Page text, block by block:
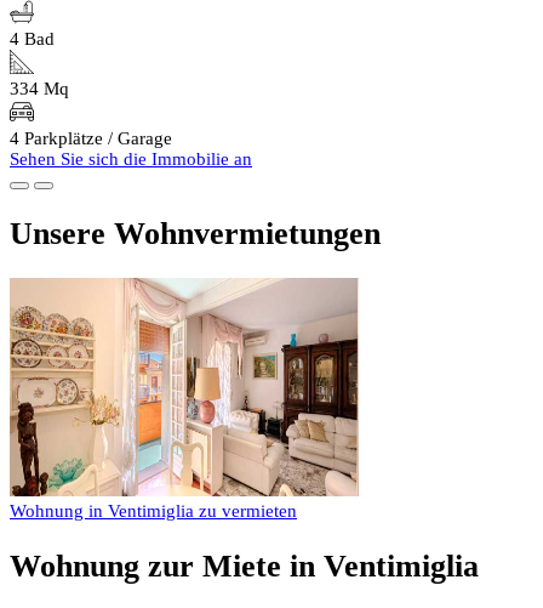
4 Bad
334 Mq
4 Parkplätze / Garage
Sehen Sie sich die Immobilie an
Unsere Wohnvermietungen
Wohnung in Ventimiglia zu vermieten
Wohnung zur Miete in Ventimiglia